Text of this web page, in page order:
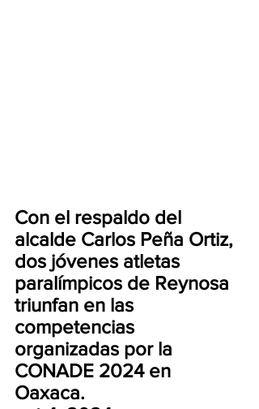
Con el respaldo del
alcalde Carlos Peña Ortiz,
dos jóvenes atletas
paralímpicos de Reynosa
triunfan en las
competencias
organizadas por la
CONADE 2024 en
Oaxaca.